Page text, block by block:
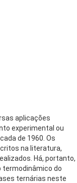
aplicações
experimental ou
de 1960. Os
na literatura,
Há, portanto,
termodinâmico do
ternárias neste